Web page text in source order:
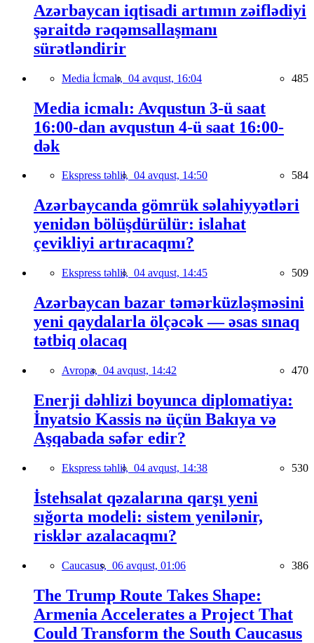
Azərbaycan iqtisadi artımın zəiflədiyi
şəraitdə rəqəmsallaşmanı
sürətləndirir
Media İcmalı, 04 avqust, 16:04 485
Media icmalı: Avqustun 3-ü saat
16:00-dan avqustun 4-ü saat 16:00-
dək
Ekspress təhlil, 04 avqust, 14:50 584
Azərbaycanda gömrük səlahiyyətləri
yenidən bölüşdürülür: islahat
çevikliyi artıracaqmı?
Ekspress təhlil, 04 avqust, 14:45 509
Azərbaycan bazar təmərküzləşməsini
yeni qaydalarla ölçəcək — əsas sınaq
tətbiq olacaq
Avropa, 04 avqust, 14:42 470
Enerji dəhlizi boyunca diplomatiya:
İnyatsio Kassis nə üçün Bakıya və
Aşqabada səfər edir?
Ekspress təhlil, 04 avqust, 14:38 530
İstehsalat qəzalarına qarşı yeni
sığorta modeli: sistem yenilənir,
risklər azalacaqmı?
Caucasus, 06 avqust, 01:06 386
The Trump Route Takes Shape:
Armenia Accelerates a Project That
Could Transform the South Caucasus